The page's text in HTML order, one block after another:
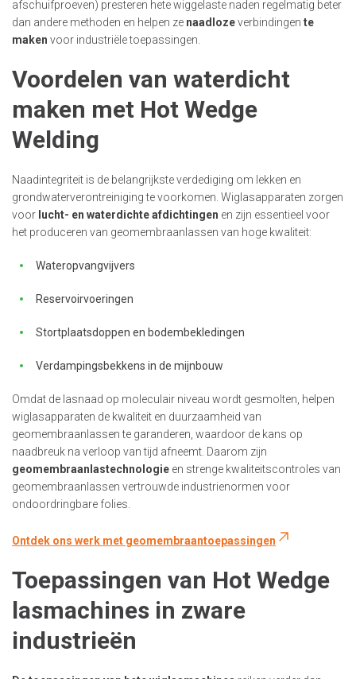
afschuifproeven) presteren hete wiggelaste naden regelmatig beter
dan andere methoden en helpen ze naadlozeverbindingen te
maken voor industriële toepassingen.
Voordelen van waterdicht
maken met Hot Wedge
Welding
Naadintegriteit is de belangrijkste verdediging om lekken en
grondwaterverontreiniging te voorkomen. Wiglasapparaten zorgen
voor lucht- en waterdichte afdichtingen en zijn essentieel voor
het produceren van geomembraanlassen van hoge kwaliteit:
Wateropvangvijvers
Reservoirvoeringen
Stortplaatsdoppen en bodembekledingen
Verdampingsbekkens in de mijnbouw
Omdat de lasnaad op moleculair niveau wordt gesmolten, helpen
wiglasapparaten de kwaliteit en duurzaamheid van
geomembraanlassen te garanderen, waardoor de kans op
naadbreuk na verloop van tijd afneemt. Daarom zijn
geomembraanlastechnologie en strenge kwaliteitscontroles van
geomembraanlassen vertrouwde industrienormen voor
ondoordringbare folies.
Ontdek ons werk met geomembraantoepassingen
Toepassingen van Hot Wedge
lasmachines in zware
industrieën